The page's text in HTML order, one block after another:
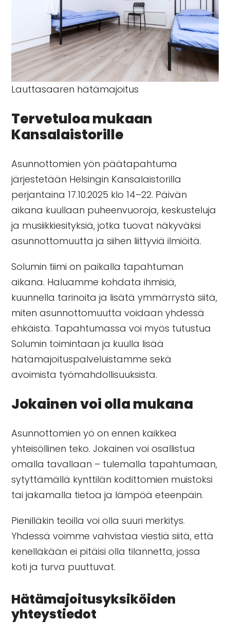
Lauttasaaren hätämajoitus
Tervetuloa mukaan
Kansalaistorille
Asunnottomien yön päätapahtuma
järjestetään Helsingin Kansalaistorilla
perjantaina 17.10.2025 klo 14–22. Päivän
aikana kuullaan puheenvuoroja, keskusteluja
ja musiikkiesityksiä, jotka tuovat näkyväksi
asunnottomuutta ja siihen liittyviä ilmiöitä.
Solumin tiimi on paikalla tapahtuman
aikana. Haluamme kohdata ihmisiä,
kuunnella tarinoita ja lisätä ymmärrystä siitä,
miten asunnottomuutta voidaan yhdessä
ehkäistä. Tapahtumassa voi myös tutustua
Solumin toimintaan ja kuulla lisää
hätämajoituspalveluistamme sekä
avoimista työmahdollisuuksista.
Jokainen voi olla mukana
Asunnottomien yö on ennen kaikkea
yhteisöllinen teko. Jokainen voi osallistua
omalla tavallaan – tulemalla tapahtumaan,
sytyttämällä kynttilän kodittomien muistoksi
tai jakamalla tietoa ja lämpöä eteenpäin.
Pienilläkin teoilla voi olla suuri merkitys.
Yhdessä voimme vahvistaa viestiä siitä, että
kenelläkään ei pitäisi olla tilannetta, jossa
koti ja turva puuttuvat.
Hätämajoitusyksiköiden
yhteystiedot